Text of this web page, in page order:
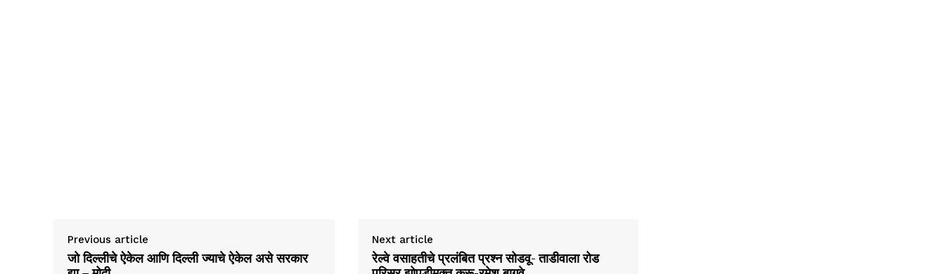
Previous article
जो दिल्लीचे ऐकेल आणि दिल्ली ज्याचे ऐकेल असे सरकार
Next article
रेल्वे वसाहतीचे प्रलंबित प्रश्न सोडवू- ताडीवाला रोड